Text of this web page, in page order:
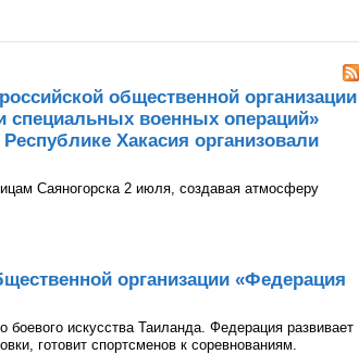
общественной организации
специальных военных операций»
Хакасия организовали
Саяногорска 2 июля, создавая атмосферу
организации «Федерация
боевого искусства Таиланда. Федерация развивает
готовит спортсменов к соревнованиям.